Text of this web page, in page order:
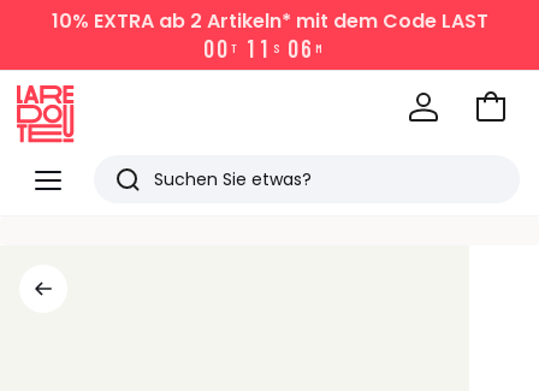
10% EXTRAab 2 Artikeln* mit dem Code LAST
00 T 1 1 S 06 M
Menü
Redoute
Suchen
Zum